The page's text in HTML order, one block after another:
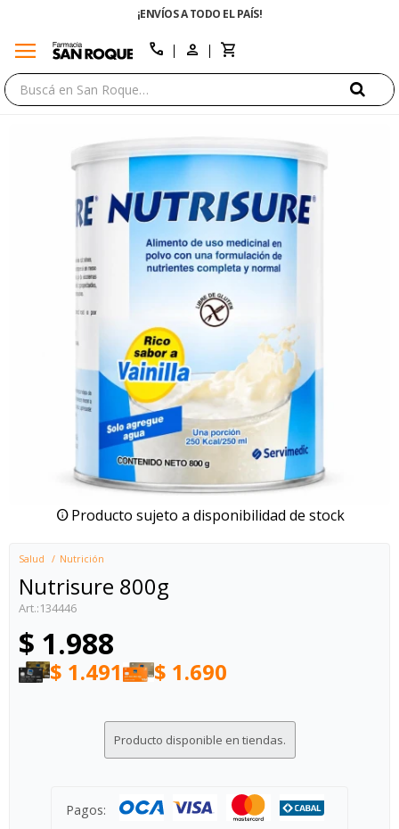
¡ENVÍOS A TODO EL PAÍS!
menu call
Producto sujeto a disponibilidad de stock
Salud Nutrición
Nutrisure 800g
134446
$ 1.988
$ 1.491 $ 1.690
Producto disponible en tiendas.
Pagos:
close